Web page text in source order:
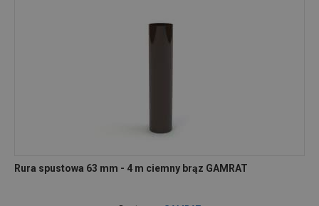
Rura spustowa 63 mm - 4 m ciemny brąz GAMRAT